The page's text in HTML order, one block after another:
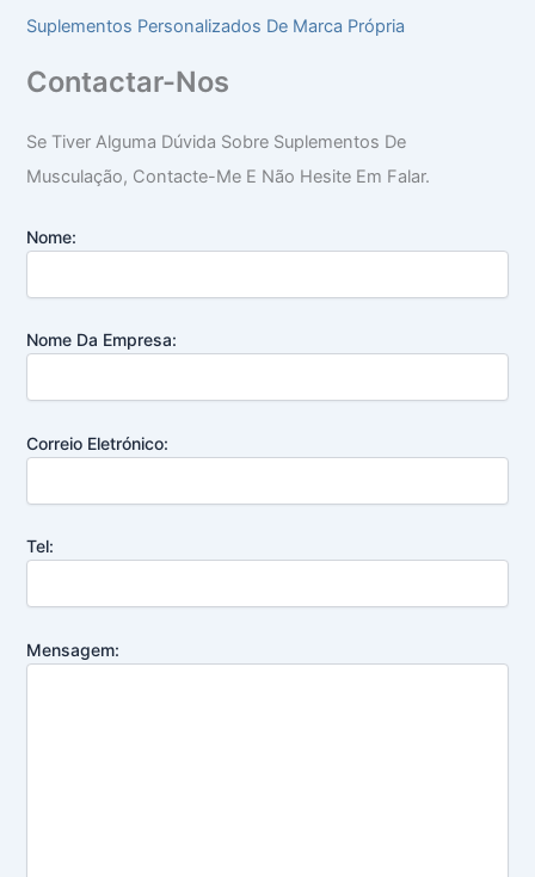
Suplementos Personalizados De Marca Própria
Contactar-Nos
Se Tiver Alguma Dúvida Sobre Suplementos De
Musculação, Contacte-Me E Não Hesite Em Falar.
Nome:
Nome Da Empresa:
Correio Eletrónico:
Tel:
Mensagem: